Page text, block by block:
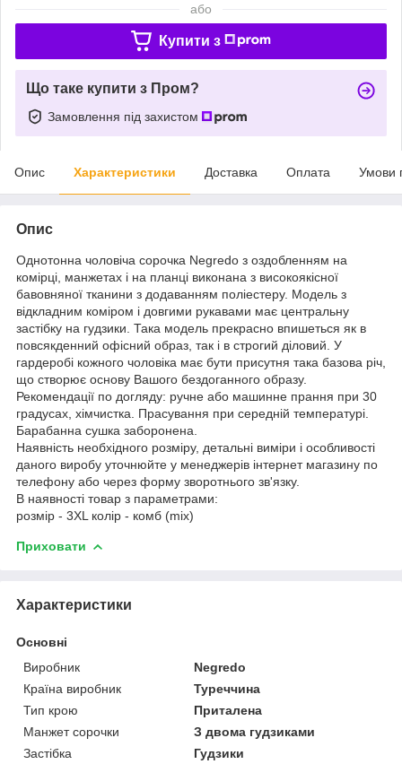
або
Купити з
Що таке купити з Пром?
Замовлення під захистом
Опис Характеристики Доставка Оплата Умови
Опис
Однотонна чоловіча сорочка Negredo з оздобленням на
комірці, манжетах і на планці виконана з високоякісної
бавовняної тканини з додаванням поліестеру. Модель з
відкладним коміром і довгими рукавами має центральну
застібку на гудзики. Така модель прекрасно впишеться як в
повсякденний офісний образ, так і в строгий діловий. У
гардеробі кожного чоловіка має бути присутня така базова річ,
що створює основу Вашого бездоганного образу.
Рекомендації по догляду: ручне або машинне прання при 30
градусах, хімчистка. Прасування при середній температурі.
Барабанна сушка заборонена.
Наявність необхідного розміру, детальні виміри і особливості
даного виробу уточнюйте у менеджерів інтернет магазину по
телефону або через форму зворотнього зв'язку.
В наявності товар з параметрами:
розмір - 3XL колір - комб (mix)
Приховати
Характеристики
Основні
Виробник
Negredo
Країна виробник
Туреччина
Тип крою
Приталена
Манжет сорочки
З двома гудзиками
Застібка
Гудзики